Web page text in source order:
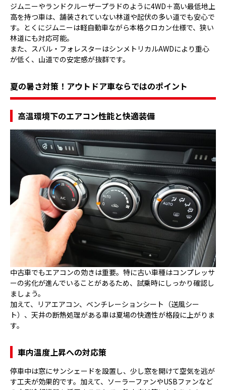
ジムニーやランドクルーザープラドのように4WD＋高い最低地上
高を持つ車は、舗装されていない林道や起伏の多い道でも安心で
す。とくにジムニーは軽自動車ながら本格クロカン仕様で、狭い
林道にも対応可能。
また、スバル・フォレスターはシンメトリカルAWDにより重心
が低く、山道での安定感が抜群です。
夏の暑さ対策！アウトドア車ならではのポイント
高温環境下のエアコン性能と快適装備
中古車でもエアコンの効きは重要。特に古い車種はコンプレッサ
ーの劣化が進んでいることがあるため、試乗時にしっかり確認し
ましょう。
加えて、リアエアコン、ベンチレーションシート（送風シー
ト）、天井の断熱処理がある車は夏場の快適性が格段に上がりま
す。
車内温度上昇への対応策
停車中は窓にサンシェードを設置し、少し窓を開けて空気を逃が
す工夫が効果的です。加えて、ソーラーファンやUSBファンなど